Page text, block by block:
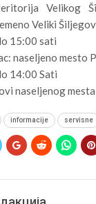
Velikog
Veliki
15:00 sati
naseljeno mesto
14:00 Sati
naseljenog
informacije servisne